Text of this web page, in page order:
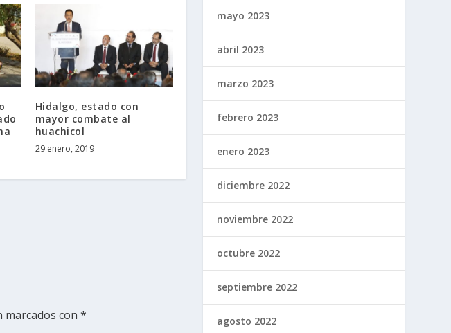
Hidalgo, estado con
mayor combate al
huachicol
29 enero, 2019
marcados con*
mayo 2023
abril 2023
marzo 2023
febrero 2023
enero 2023
diciembre 2022
noviembre 2022
octubre 2022
septiembre 2022
agosto 2022